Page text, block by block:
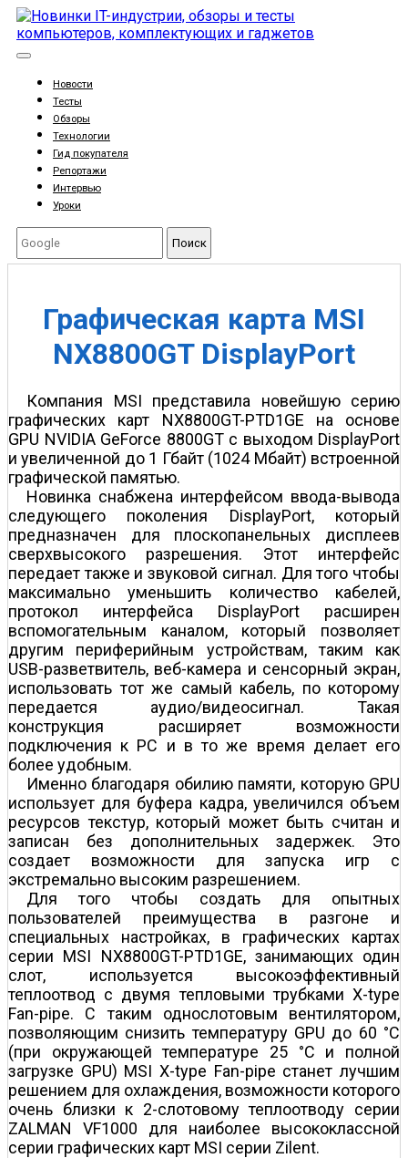
Новости
Тесты
Обзоры
Технологии
Гид покупателя
Репортажи
Интервью
Уроки
Поиск
Графическая карта MSI
NX8800GT DisplayPort
Компания MSI представила новейшую серию
графических карт NX8800GT-PTD1GE на основе
GPU NVIDIA GeForce 8800GT с выходом DisplayPort
и увеличенной до 1 Гбайт (1024 Мбайт) встроенной
графической памятью.
Новинка снабжена интерфейсом ввода-вывода
следующего поколения DisplayPort, который
предназначен для плоскопанельных дисплеев
сверхвысокого разрешения. Этот интерфейс
передает также и звуковой сигнал. Для того чтобы
максимально уменьшить количество кабелей,
протокол интерфейса DisplayPort расширен
вспомогательным каналом, который позволяет
другим периферийным устройствам, таким как
USB-разветвитель, веб-камера и сенсорный экран,
использовать тот же самый кабель, по которому
передается аудио/видеосигнал. Такая
конструкция расширяет возможности
подключения к PC и в то же время делает его
более удобным.
Именно благодаря обилию памяти, которую GPU
использует для буфера кадра, увеличился объем
ресурсов текстур, который может быть считан и
записан без дополнительных задержек. Это
создает возможности для запуска игр с
экстремально высоким разрешением.
Для того чтобы создать для опытных
пользователей преимущества в разгоне и
специальных настройках, в графических картах
серии MSI NX8800GT-PTD1GE, занимающих один
слот, используется высокоэффективный
теплоотвод с двумя тепловыми трубками X-type
Fan-pipe. С таким однослотовым вентилятором,
позволяющим снизить температуру GPU до 60 °C
(при окружающей температуре 25 °C и полной
загрузке GPU) MSI X-type Fan-pipe станет лучшим
решением для охлаждения, возможности которого
очень близки к 2-слотовому теплоотводу серии
ZALMAN VF1000 для наиболее высококлассной
серии графических карт MSI серии Zilent.